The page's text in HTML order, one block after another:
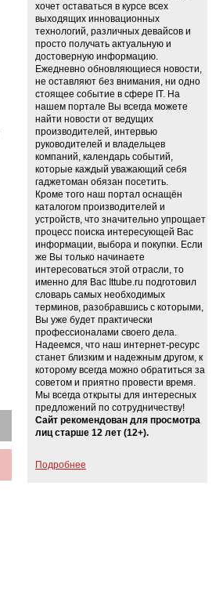
хочет оставаться в курсе всех
выходящих инновационных
технологий, различных девайсов и
просто получать актуальную и
достоверную информацию.
Ежедневно обновляющиеся новости,
не оставляют без внимания, ни одно
стоящее событие в сфере IT. На
нашем портале Вы всегда можете
найти новости от ведущих
производителей, интервью
руководителей и владельцев
компаний, календарь событий,
которые каждый уважающий себя
гаджетоман обязан посетить.
Кроме того наш портал оснащён
каталогом производителей и
устройств, что значительно упрощает
процесс поиска интересующей Вас
информации, выбора и покупки. Если
же Вы только начинаете
интересоваться этой отрасли, то
именно для Вас Ittube.ru подготовил
словарь самых необходимых
терминов, разобравшись с которыми,
Вы уже будет практически
профессионалами своего дела.
Надеемся, что наш интернет-ресурс
станет близким и надежным другом, к
которому всегда можно обратиться за
советом и приятно провести время.
Мы всегда открыты для интересных
предложений по сотрудничеству!
Сайт рекомендован для просмотра
лиц старше 12 лет (12+).
Подробнее